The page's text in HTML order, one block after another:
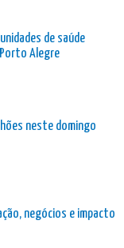
de saúde
Alegre
neste domingo
negócios e impacto